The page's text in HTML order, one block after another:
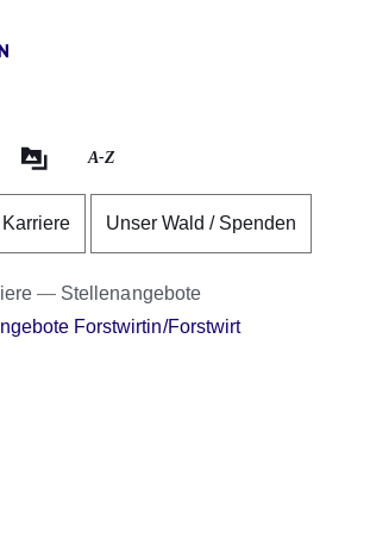
A-Z
Karriere Unser Wald / Spenden
Stellenangebote
Forstwirtin/Forstwirt